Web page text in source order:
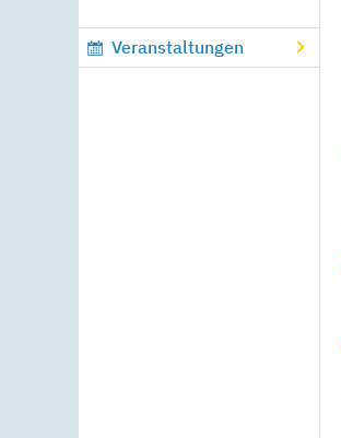
Veranstaltungen